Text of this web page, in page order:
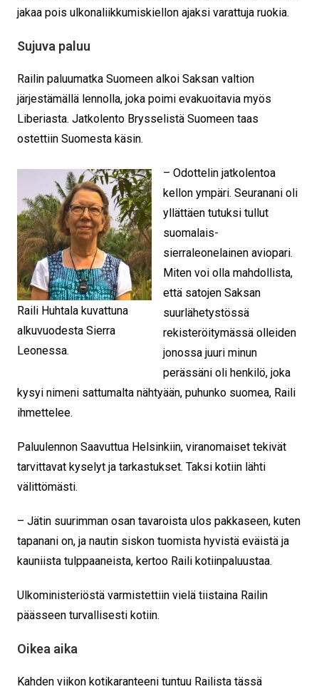
jakaa pois ulkonaliikkumiskiellon ajaksi varattuja ruokia.
Sujuva paluu
Railin paluumatka Suomeen alkoi Saksan valtion
järjestämällä lennolla, joka poimi evakuoitavia myös
Liberiasta. Jatkolento Brysselistä Suomeen taas
ostettiin Suomesta käsin.
Raili Huhtala kuvattuna
alkuvuodesta Sierra
Leonessa.
– Odottelin jatkolentoa
kellon ympäri. Seuranani oli
yllättäen tutuksi tullut
suomalais-
sierraleonelainen aviopari.
Miten voi olla mahdollista,
että satojen Saksan
suurlähetystössä
rekisteröitymässä olleiden
jonossa juuri minun
perässäni oli henkilö, joka
kysyi nimeni sattumalta nähtyään, puhunko suomea, Raili
ihmettelee.
Paluulennon Saavuttua Helsinkiin, viranomaiset tekivät
tarvittavat kyselyt ja tarkastukset. Taksi kotiin lähti
välittömästi.
– Jätin suurimman osan tavaroista ulos pakkaseen, kuten
tapanani on, ja nautin siskon tuomista hyvistä eväistä ja
kauniista tulppaaneista, kertoo Raili kotiinpaluustaa.
Ulkoministeriöstä varmistettiin vielä tiistaina Railin
päässeen turvallisesti kotiin.
Oikea aika
Kahden viikon kotikaranteeni tuntuu Railista tässä